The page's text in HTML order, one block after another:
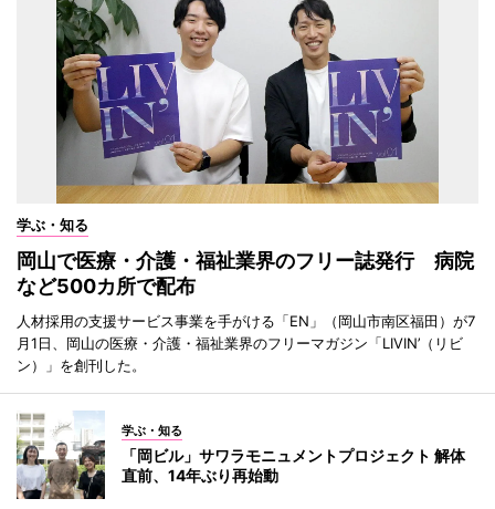
学ぶ・知る
岡山で医療・介護・福祉業界のフリー誌発行 病院
など500カ所で配布
人材採用の支援サービス事業を手がける「EN」（岡山市南区福田）が7
月1日、岡山の医療・介護・福祉業界のフリーマガジン「LIVIN’（リビ
ン）」を創刊した。
学ぶ・知る
「岡ビル」サワラモニュメントプロジェクト 解体
直前、14年ぶり再始動